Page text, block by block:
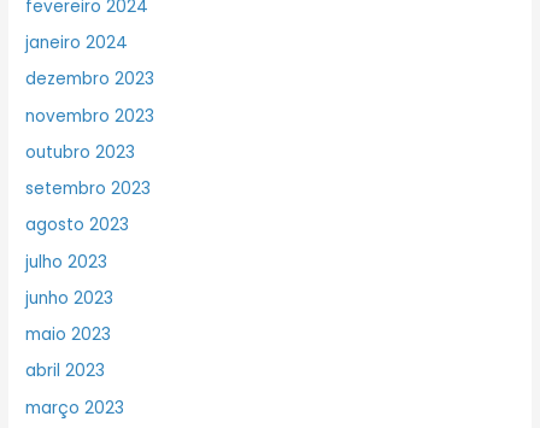
fevereiro 2024
janeiro 2024
dezembro 2023
novembro 2023
outubro 2023
setembro 2023
agosto 2023
julho 2023
junho 2023
maio 2023
abril 2023
março 2023